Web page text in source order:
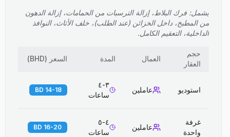
يشمل: فرك البلاط، إزالة الترسبات من الحمامات، إزالة الدهون
من المطبخ، داخل الخزائن (عند الطلب)، خلف الأثاث، النوافذ
الداخلية، التعقيم الكامل.
حجم
العقار
العمال المدة السعر (
BHD
)
استوديو عاملين
٣-٤
ساعات
14-18 BD
غرفة
واحدة
عاملين
٤-٥
ساعات
16-20 BD